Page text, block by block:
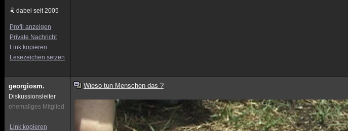
dabei seit 2005
Profil anzeigen
Private Nachricht
Link kopieren
Lesezeichen setzen
georgiosm.
Diskussionsleiter
ehemaliges Mitglied
Link kopieren
Wieso tun Menschen das ?